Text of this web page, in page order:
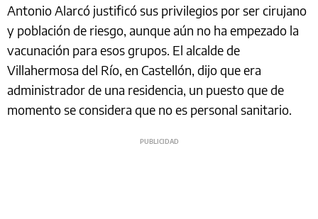
Antonio Alarcó justificó sus privilegios por ser cirujano
y población de riesgo, aunque aún no ha empezado la
vacunación para esos grupos. El alcalde de
Villahermosa del Río, en Castellón, dijo que era
administrador de una residencia, un puesto que de
momento se considera que no es personal sanitario.